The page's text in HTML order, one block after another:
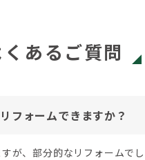
くあるご質問
フォームできますか？
が、部分的なリフォームで